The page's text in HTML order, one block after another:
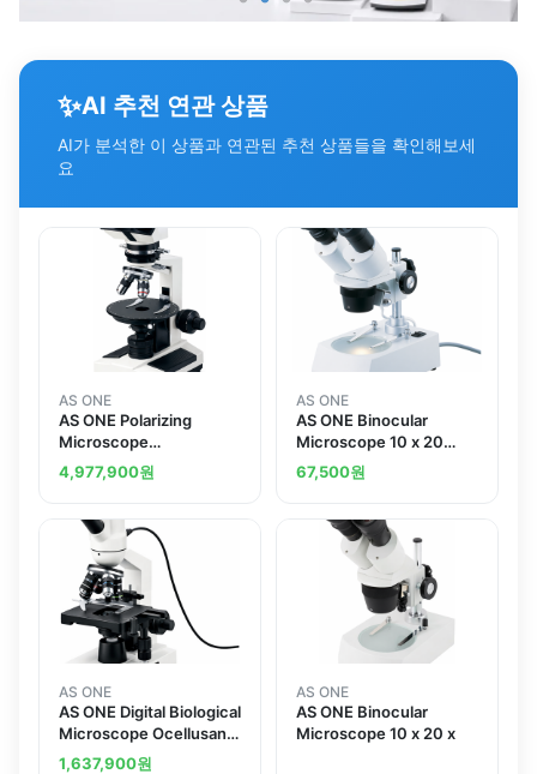
✨AI 추천 연관 상품
AI가 분석한 이 상품과 연관된 추천 상품들을 확인해보세
요
AS ONE
AS ONE Polarizing
Microscope
Binocularand others
4,977,900원
AS ONE
AS ONE Binocular
Microscope 10 x 20
xand others
67,500원
AS ONE
AS ONE Digital Biological
Microscope Ocellusand
others
1,637,900원
AS ONE
AS ONE Binocular
Microscope 10 x 20 x